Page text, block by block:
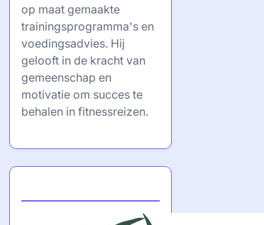
op maat gemaakte
trainingsprogramma's en
voedingsadvies. Hij
gelooft in de kracht van
gemeenschap en
motivatie om succes te
behalen in fitnessreizen.